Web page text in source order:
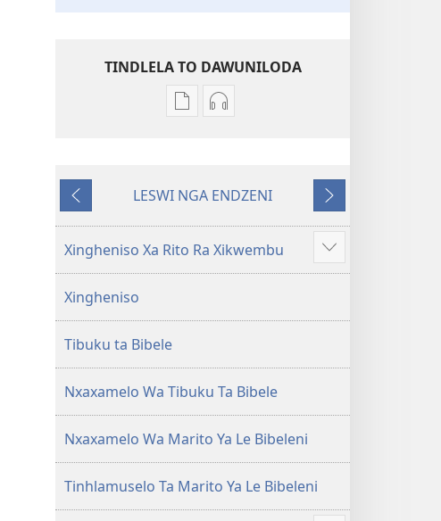
TINDLELA TO DAWUNILODA
Tindlela
ya
Bibele
—
Kwetsima
Misava
Leyintshwa
(Leyi
pfuxetiweke
Tindlela
rhekhodiweke
—
Matsalwa
Ya
Leyintshwa
(Leyi
pfuxetiweke
hi
LESWI
HUNDZEKE
LESWI NGA ENDZENI
LESWI
LANDZELAKA
Xingheniso Xa Rito Ra Xikwembu
Show
more
Xingheniso
Tibuku ta Bibele
Nxaxamelo Wa Tibuku Ta Bibele
Nxaxamelo Wa Marito Ya Le Bibeleni
Tinhlamuselo Ta Marito Ya Le Bibeleni